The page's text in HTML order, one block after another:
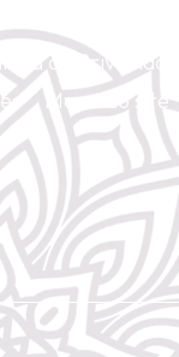
de Privacidade
Mapa do site